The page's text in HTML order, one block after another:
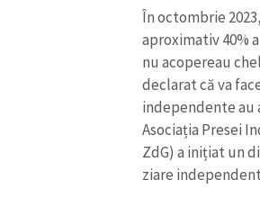
În octombrie
aproximativ 40%
nu acopereau
declarat că va
independente au
Asociația Presei
ZdG) a inițiat un
ziare